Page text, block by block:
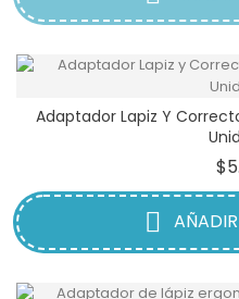
Adaptador Lapiz Y